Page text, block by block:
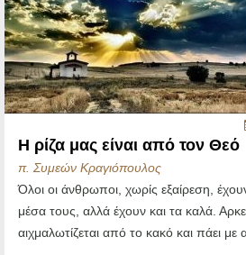
Η ρίζα μας είναι από τον Θεό
π. Συμεών Κραγιόπουλος
Όλοι οι άνθρωποι, χωρίς εξαίρεση,
μέσα τους, αλλά έχουν και τα καλά.
αιχμαλωτίζεται από το κακό και πάει